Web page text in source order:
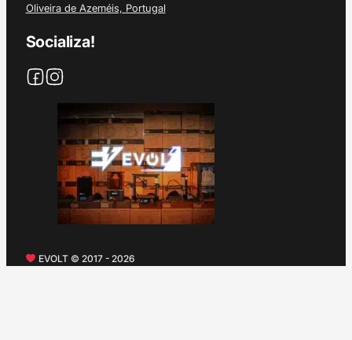
Oliveira de Azeméis, Portugal
Socializa!
EVOLT © 2017 - 2026